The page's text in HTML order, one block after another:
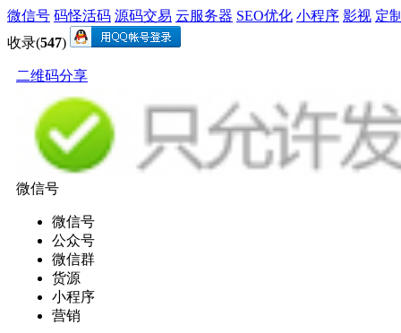
微信号 码怪活码 源码交易 云服务器 SEO优化 小程序 影视 定
收录(547)
二维码分享
微信号
微信号
公众号
微信群
货源
小程序
营销